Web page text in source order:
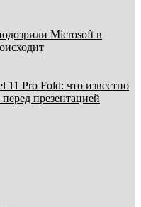
Microsoft в
11 Pro Fold: что известно
презентацией